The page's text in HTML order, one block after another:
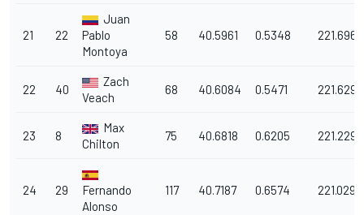
21 22
Juan
Pablo
Montoya
58 40.5961 0.5348 221.696
22 40
Zach
Veach
68 40.6084 0.5471 221.629
23 8
Max
Chilton
75 40.6818 0.6205 221.229
24 29
Fernando
Alonso
117 40.7187 0.6574 221.029